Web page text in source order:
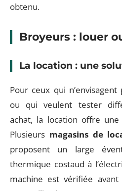
obtenu.
Broyeurs : louer
La location : une
Pour ceux qui
ou qui veulent tester
achat, la location offre
Plusieurs magasins de
proposent un large
thermique costaud à
machine est vérifiée